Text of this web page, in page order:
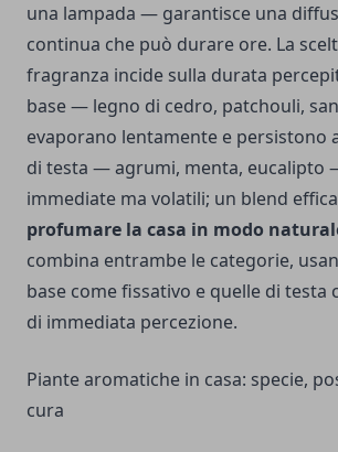
una lampada — garantisce una
continua che può durare ore. La
fragranza incide sulla durata
base — legno di cedro, patchouli,
evaporano lentamente e persistono
di testa — agrumi, menta, eucalipto
immediate ma volatili; un blend
profumare la casa in modo
combina entrambe le categorie,
base come fissativo e quelle di testa
di immediata percezione.
Piante aromatiche in casa: specie,
cura